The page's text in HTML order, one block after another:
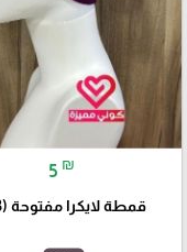
5 ₪
قمطة لايكرا مفتوحة (23)